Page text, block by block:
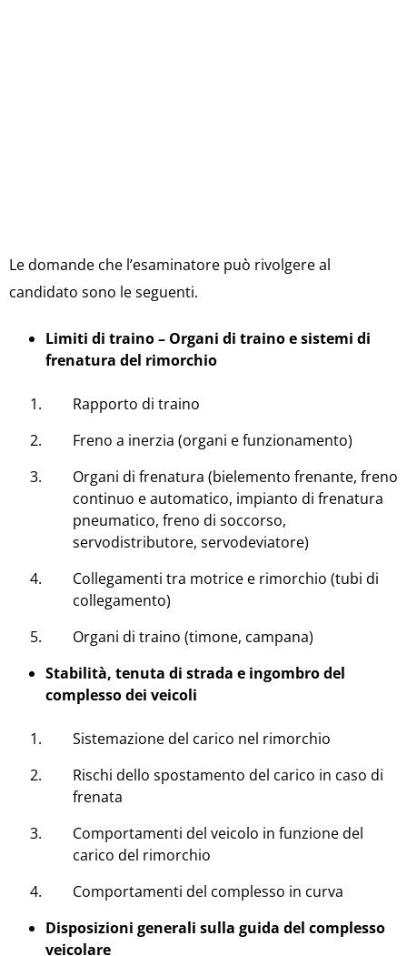
Le domande che l’esaminatore può rivolgere al
candidato sono le seguenti.
Limiti di traino – Organi di traino e sistemi di
frenatura del rimorchio
Rapporto di traino
Freno a inerzia (organi e funzionamento)
Organi di frenatura (bielemento frenante, freno
continuo e automatico, impianto di frenatura
pneumatico, freno di soccorso,
servodistributore, servodeviatore)
Collegamenti tra motrice e rimorchio (tubi di
collegamento)
Organi di traino (timone, campana)
Stabilità, tenuta di strada e ingombro del
complesso dei veicoli
Sistemazione del carico nel rimorchio
Rischi dello spostamento del carico in caso di
frenata
Comportamenti del veicolo in funzione del
carico del rimorchio
Comportamenti del complesso in curva
Disposizioni generali sulla guida del complesso
veicolare